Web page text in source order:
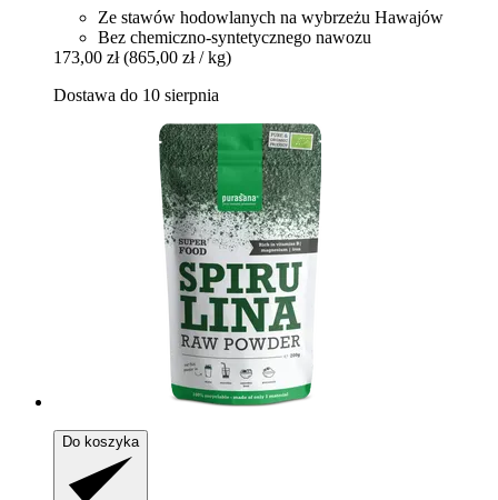
Ze stawów hodowlanych na wybrzeżu Hawajów
Bez chemiczno-syntetycznego nawozu
173,00 zł (865,00 zł / kg)
Dostawa do 10 sierpnia
Do koszyka